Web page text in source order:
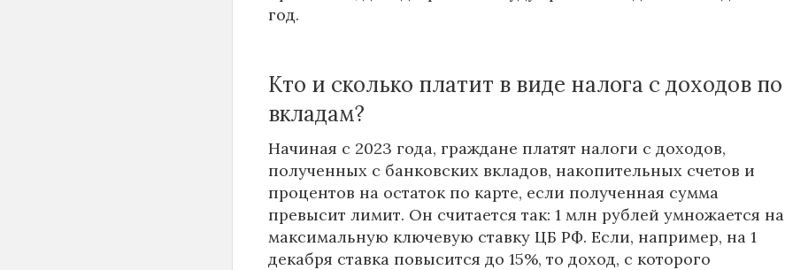
год.
Кто и сколько платит в виде налога с доходов по
вкладам?
Начиная с 2023 года, граждане платят налоги с доходов,
полученных с банковских вкладов, накопительных счетов и
процентов на остаток по карте, если полученная сумма
превысит лимит. Он считается так: 1 млн рублей умножается на
максимальную ключевую ставку ЦБ РФ. Если, например, на 1
декабря ставка повысится до 15%, то доход, с которого